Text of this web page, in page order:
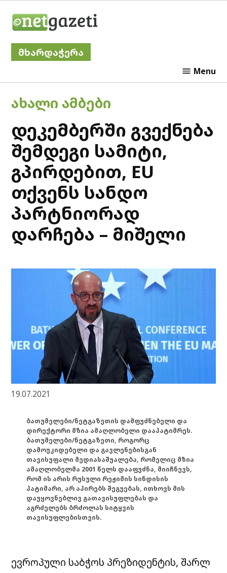
მხარდაჭერა
Menu
POSTED
ᲐᲮᲐᲚᲘ ᲐᲛᲑᲔᲑᲘ
დეკემბერში გვექნება
შემდეგი სამიტი,
გპირდებით, EU
თქვენს სანდო
პარტნიორად
დარჩება – მიშელი
19.07.2021
ბათუმელები/ნეტგაზეთის დამფუძნებელი და
დირექტორი მზია ამაღლობელი დააპატიმრეს.
ბათუმელები/ნეტგაზეთი, როგორც
დამოუკიდებელი და გავლენებისგან
თავისუფალი მედიასაშუალება, რომელიც მზია
ამაღლობელმა 2001 წელს დააფუძნა, მიიჩნევს,
რომ ის არის რუსული რეჟიმის სინდისის
პატიმარი, არ აპირებს შეგუებას, ითხოვს მის
დაუყოვნებლივ გათავისუფლებას და
აგრძელებს ბრძოლას სიტყვის
თავისუფლებისთვის.
ევროპული საბჭოს პრეზიდენტის, შარლ